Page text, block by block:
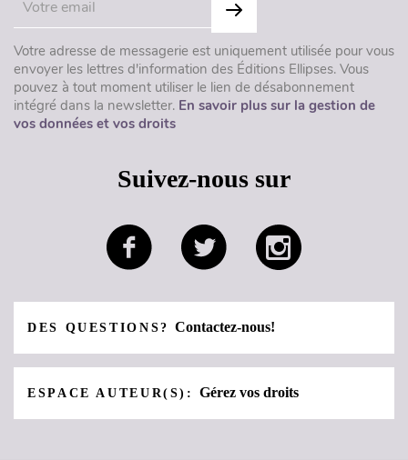
Votre adresse de messagerie est uniquement utilisée pour vous
envoyer les lettres d'information des Éditions Ellipses. Vous
pouvez à tout moment utiliser le lien de désabonnement
intégré dans la newsletter. En savoir plus sur la gestion de
vos données et vos droits
Suivez-nous sur
DES QUESTIONS?Contactez-nous!
ESPACE AUTEUR(S):Gérez vos droits